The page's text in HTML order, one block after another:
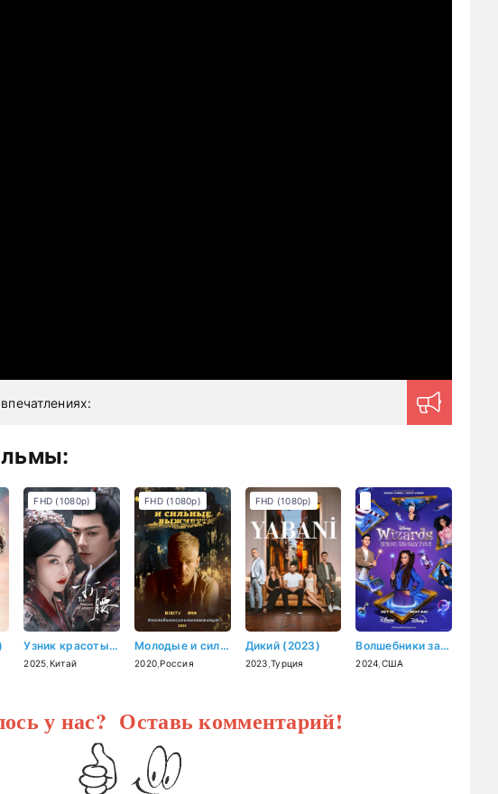
Узник красоты (2025)
2025 Китай
FHD (1080p)
Молодые и сильные выживут (2020)
2020 ,Россия
FHD (1080p)
Дикий (2023)
2023 ,Турция
FHD (1080p)
Волшебники за пределами Вэйверли Плэйс (2024)
2024 США
у нас? Оставь комментарий!